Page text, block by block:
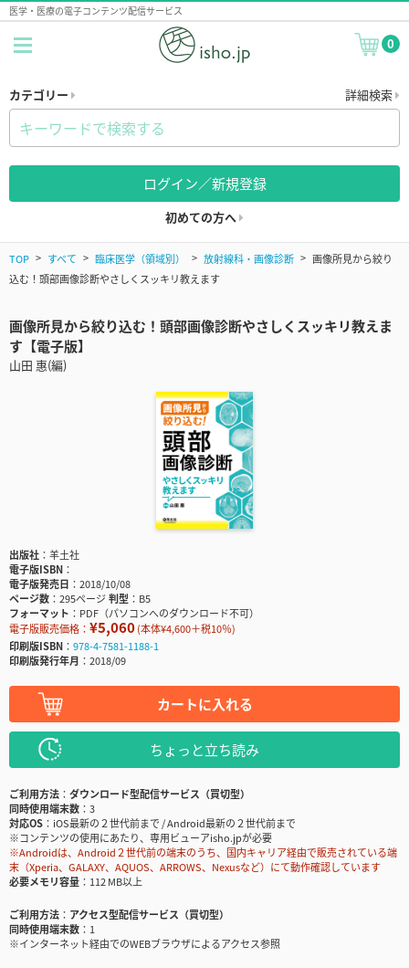
医学・医療の電子コンテンツ配信サービス
0
カテゴリー 詳細検索
ログイン／新規登録
初めての方へ
TOP すべて 臨床医学（領域別） 放射線科・画像診断
画像所見から絞り
込む！頭部画像診断やさしくスッキリ教えます
画像所見から絞り込む！頭部画像診断やさしくスッキリ教えま
す【電子版】
山田 惠(編)
出版社
羊土社
電子版ISBN
電子版発売日
2018/10/08
ページ数
295ページ判型
B5
フォーマット
PDF（パソコンへのダウンロード不可）
電子版販売価格： ¥5,060(本体¥4,600＋税10％)
印刷版ISBN
978-4-7581-1188-1
印刷版発行年月
2018/09
カートに入れる
ちょっと立ち読み
ご利用方法
ダウンロード型配信サービス（買切型）
同時使用端末数
3
対応OS
iOS最新の２世代前まで / Android最新の２世代前まで
※コンテンツの使用にあたり、専用ビューアisho.jpが必要
※Androidは、Android２世代前の端末のうち、国内キャリア経由で販売されている端
末（Xperia、GALAXY、AQUOS、ARROWS、Nexusなど）にて動作確認しています
必要メモリ容量
112 MB以上
ご利用方法
アクセス型配信サービス（買切型）
同時使用端末数
1
※インターネット経由でのWEBブラウザによるアクセス参照